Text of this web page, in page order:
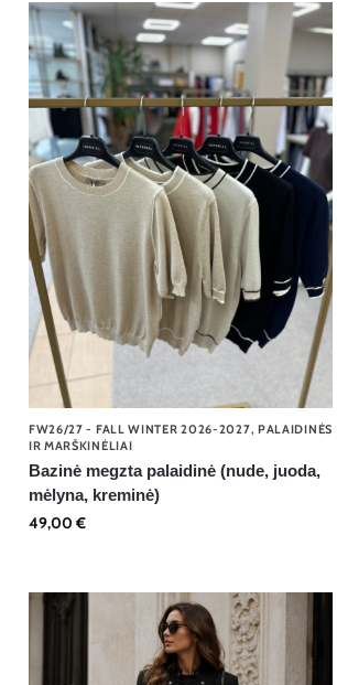
FW26/27 - FALL WINTER 2026-2027, PALAIDINĖS
IR MARŠKINĖLIAI
Bazinė megzta palaidinė (nude, juoda,
mėlyna, kreminė)
49,00 €